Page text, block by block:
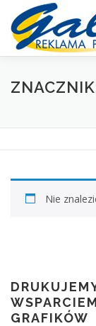
Przejdź
do
treści
OFERTA
Nie
GRAFIKÓW